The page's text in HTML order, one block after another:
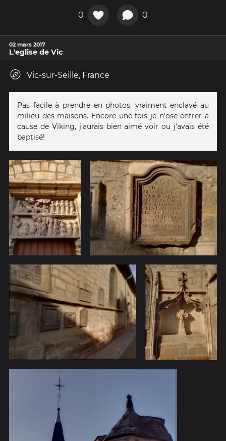
0 0
02 mars 2017
L'eglise de Vic
Vic-sur-Seille, France
Pas facile à prendre en photos, vraiment enclavé au
milieu des maisons. Encore une fois je n'ose entrer a
cause de Viking, j'aurais bien aimé voir ou j'avais été
baptisé!